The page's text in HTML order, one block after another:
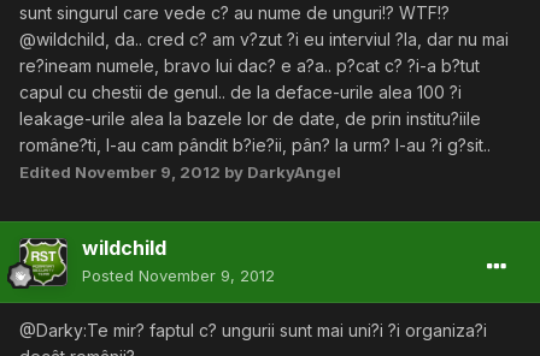
sunt singurul care vede c? au nume de unguri!? WTF!?
@wildchild, da.. cred c? am v?zut ?i eu interviul ?la, dar nu mai
re?ineam numele, bravo lui dac? e a?a.. p?cat c? ?i-a b?tut
capul cu chestii de genul.. de la deface-urile alea 100 ?i
leakage-urile alea la bazele lor de date, de prin institu?iile
române?ti, l-au cam pândit b?ie?ii, pân? la urm? l-au ?i g?sit..
Edited November 9, 2012 by DarkyAngel
wildchild
Posted November 9, 2012
@Darky:Te mir? faptul c? ungurii sunt mai uni?i ?i organiza?i